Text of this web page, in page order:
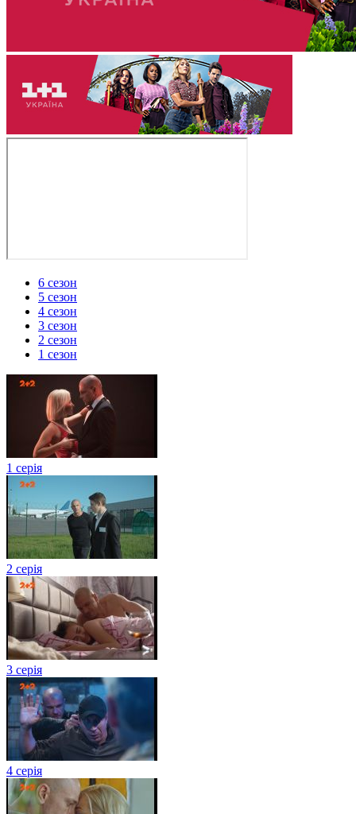
6 сезон
5 сезон
4 сезон
3 сезон
2 сезон
1 сезон
1 серія
2 серія
3 серія
4 серія